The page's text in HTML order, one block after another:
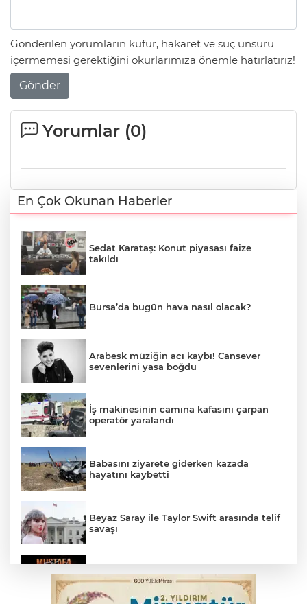
Gönderilen yorumların küfür, hakaret ve suç unsuru
içermemesi gerektiğini okurlarımıza önemle hatırlatırız!
Gönder
Yorumlar (0)
En Çok Okunan Haberler
Sedat Karataş: Konut piyasası faize
takıldı
Bursa’da bugün hava nasıl olacak?
Arabesk müziğin acı kaybı! Cansever
sevenlerini yasa boğdu
İş makinesinin camına kafasını çarpan
operatör yaralandı
Babasını ziyarete giderken kazada
hayatını kaybetti
Beyaz Saray ile Taylor Swift arasında telif
savaşı
kahkaha dolu gece